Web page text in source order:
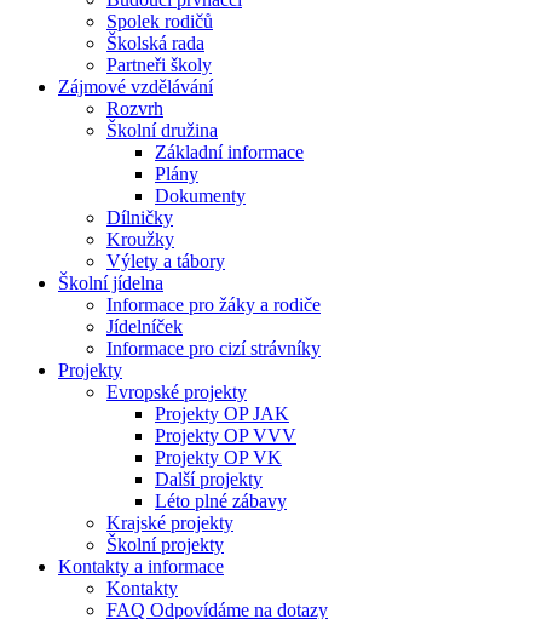
Spolek rodičů
Školská rada
Partneři školy
Zájmové vzdělávání
Rozvrh
Školní družina
Základní informace
Plány
Dokumenty
Dílničky
Kroužky
Výlety a tábory
Školní jídelna
Informace pro žáky a rodiče
Jídelníček
Informace pro cizí strávníky
Projekty
Evropské projekty
Projekty OP JAK
Projekty OP VVV
Projekty OP VK
Další projekty
Léto plné zábavy
Krajské projekty
Školní projekty
Kontakty a informace
Kontakty
FAQ Odpovídáme na dotazy